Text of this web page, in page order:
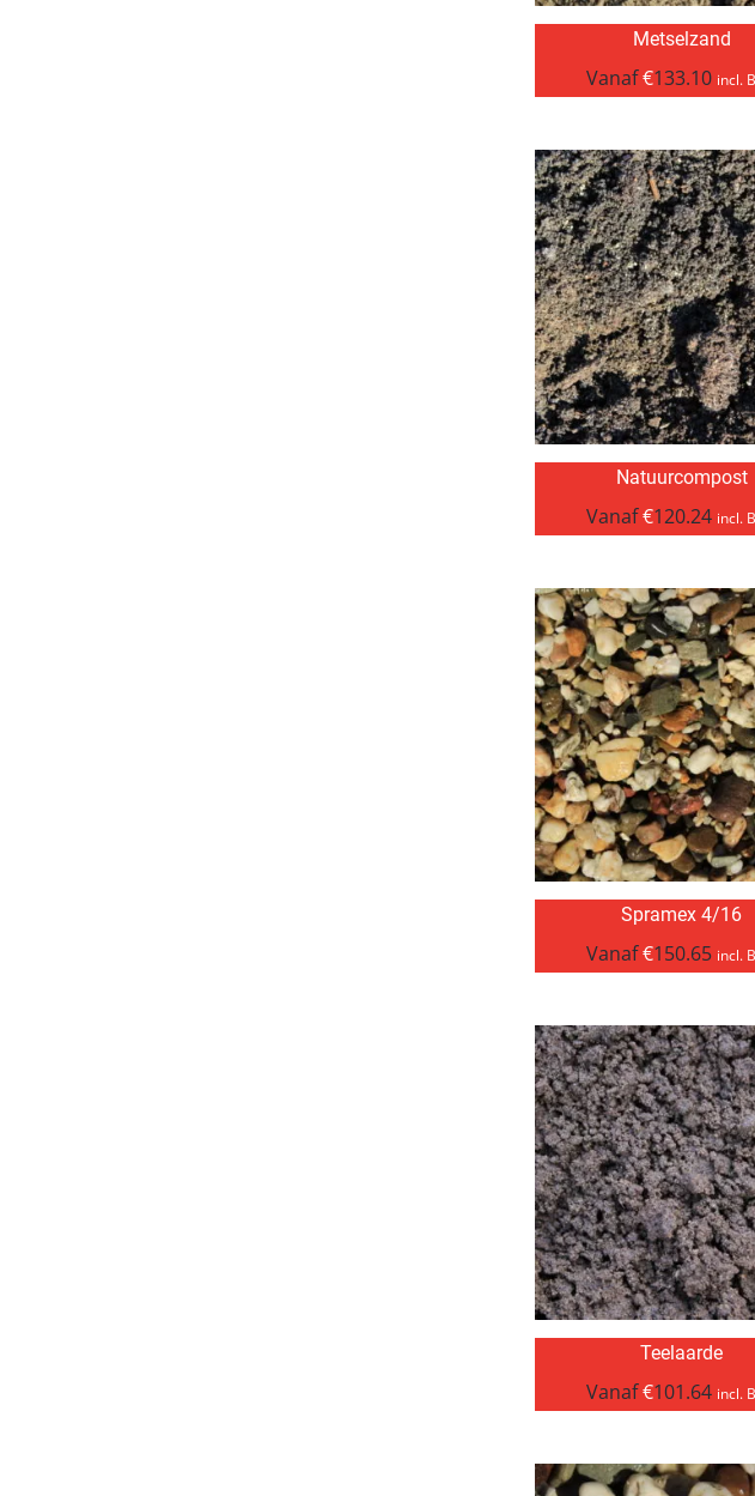
Metselzand
Vanaf€133.10 incl.
Natuurcompost
Vanaf€120.24 incl.
Spramex 4/16
Vanaf€150.65 incl.
Teelaarde
Vanaf€101.64 incl.